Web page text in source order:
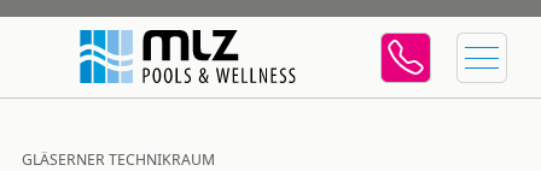
GLÄSERNER TECHNIKRAUM